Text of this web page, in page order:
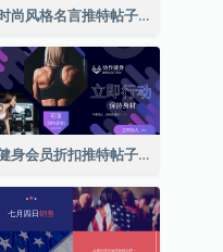
时尚风格名言推特帖子
健身会员折扣推特帖子